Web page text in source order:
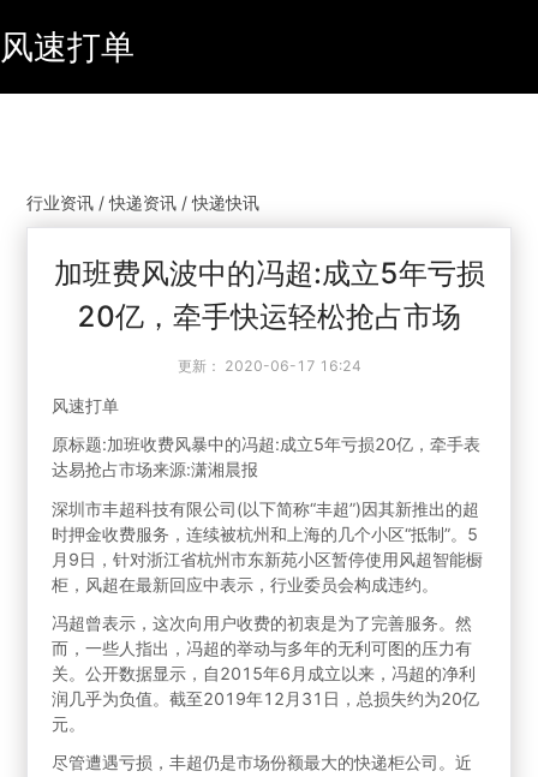
风速打单
行业资讯 / 快递资讯 / 快递快讯
加班费风波中的冯超:成立5年亏损
20亿，牵手快运轻松抢占市场
更新： 2020-06-17 16:24
风速打单
原标题:加班收费风暴中的冯超:成立5年亏损20亿，牵手表
达易抢占市场来源:潇湘晨报
深圳市丰超科技有限公司(以下简称“丰超”)因其新推出的超
时押金收费服务，连续被杭州和上海的几个小区“抵制”。5
月9日，针对浙江省杭州市东新苑小区暂停使用风超智能橱
柜，风超在最新回应中表示，行业委员会构成违约。
冯超曾表示，这次向用户收费的初衷是为了完善服务。然
而，一些人指出，冯超的举动与多年的无利可图的压力有
关。公开数据显示，自2015年6月成立以来，冯超的净利
润几乎为负值。截至2019年12月31日，总损失约为20亿
元。
尽管遭遇亏损，丰超仍是市场份额最大的快递柜公司。近